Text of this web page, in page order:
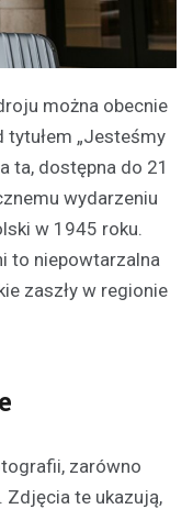
można obecnie
„Jesteśmy
ta, dostępna do 21
wydarzeniu
w 1945 roku.
to niepowtarzalna
zaszły w regionie
zarówno
Zdjęcia te ukazują,